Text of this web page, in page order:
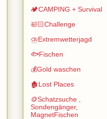
🏕️CAMPING + Survival
🛀🏻Challenge
⛈️Extremwetterjagd
🐟Fischen
💰Gold waschen
🏚️Lost Places
🪙Schatzsuche ,
Sondengänger,
MagnetFischen